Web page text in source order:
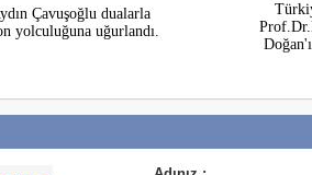
Çavuşoğlu dualarla
yolculuğuna uğurlandı.